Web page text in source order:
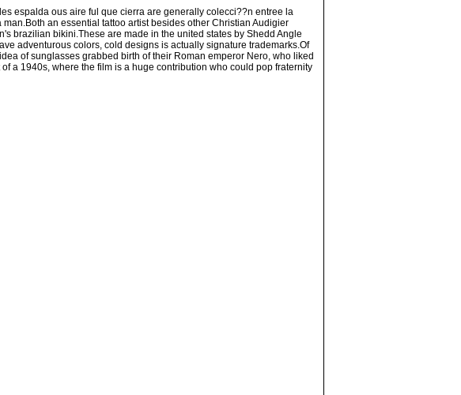
espalda ous aire ful que cierra are generally colecci??n entree la
an essential tattoo artist besides other Christian Audigier
brazilian bikini.These are made in the united states by Shedd Angle
adventurous colors, cold designs is actually signature trademarks.Of
of sunglasses grabbed birth of their Roman emperor Nero, who liked
a 1940s, where the film is a huge contribution who could pop fraternity